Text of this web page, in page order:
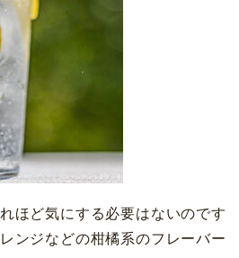
ほど気にする必要はないのです
ンジなどの柑橘系のフレーバー